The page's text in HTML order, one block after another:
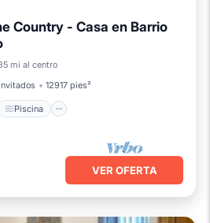
Country - Casa en Barrio
mi al centro
12917 pies²
Piscina
Se admiten mascotas
VER OFERTA